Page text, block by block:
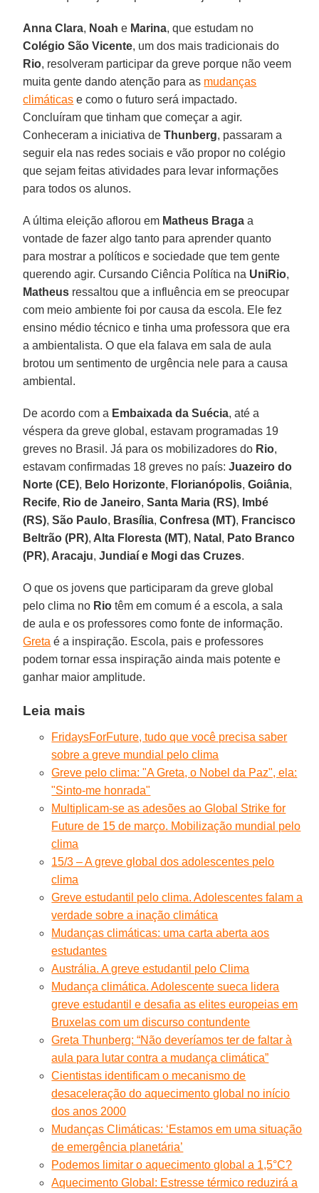
Anna Clara, Noah e Marina, que estudam no
Colégio São Vicente, um dos mais tradicionais do
Rio, resolveram participar da greve porque não veem
muita gente dando atenção para as mudanças
climáticas e como o futuro será impactado.
Concluíram que tinham que começar a agir.
Conheceram a iniciativa deThunberg, passaram a
seguir ela nas redes sociais e vão propor no colégio
que sejam feitas atividades para levar informações
para todos os alunos.
A última eleição aflorou em Matheus Braga a
vontade de fazer algo tanto para aprender quanto
para mostrar a políticos e sociedade que tem gente
querendo agir. Cursando Ciência Política na UniRio,
Matheus ressaltou que a influência em se preocupar
com meio ambiente foi por causa da escola. Ele fez
ensino médio técnico e tinha uma professora que era
a ambientalista. O que ela falava em sala de aula
brotou um sentimento de urgência nele para a causa
ambiental.
De acordo com a Embaixada da Suécia, até a
véspera da greve global, estavam programadas 19
greves no Brasil. Já para os mobilizadores do Rio,
estavam confirmadas 18 greves no país:Juazeiro do
Norte (CE), Belo Horizonte, Florianópolis, Goiânia,
Recife, Rio de Janeiro, Santa Maria (RS), Imbé
(RS), São Paulo, Brasília, Confresa (MT), Francisco
Beltrão (PR), Alta Floresta (MT), Natal , Pato Branco
(PR), Aracaju, Jundiaí e Mogi das Cruzes.
O que os jovens que participaram da greve global
pelo clima no Rio têm em comum é a escola, a sala
de aula e os professores como fonte de informação.
Greta é a inspiração. Escola, pais e professores
podem tornar essa inspiração ainda mais potente e
ganhar maior amplitude.
Leia mais
FridaysForFuture, tudo que você precisa saber
sobre a greve mundial pelo clima
Greve pelo clima: "A Greta, o Nobel da Paz", ela:
"Sinto-me honrada"
Multiplicam-se as adesões ao Global Strike for
Future de 15 de março. Mobilização mundial pelo
clima
15/3 – A greve global dos adolescentes pelo
clima
Greve estudantil pelo clima. Adolescentes falam a
verdade sobre a inação climática
Mudanças climáticas: uma carta aberta aos
estudantes
Austrália. A greve estudantil pelo Clima
Mudança climática. Adolescente sueca lidera
greve estudantil e desafia as elites europeias em
Bruxelas com um discurso contundente
Greta Thunberg: “Não deveríamos ter de faltar à
aula para lutar contra a mudança climática”
Cientistas identificam o mecanismo de
desaceleração do aquecimento global no início
dos anos 2000
Mudanças Climáticas: ‘Estamos em uma situação
de emergência planetária’
Podemos limitar o aquecimento global a 1,5°C?
Aquecimento Global: Estresse térmico reduzirá a